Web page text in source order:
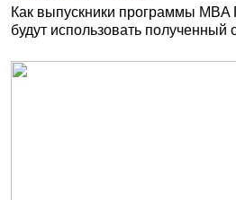
Как выпускники программы MBA
будут использовать полученный